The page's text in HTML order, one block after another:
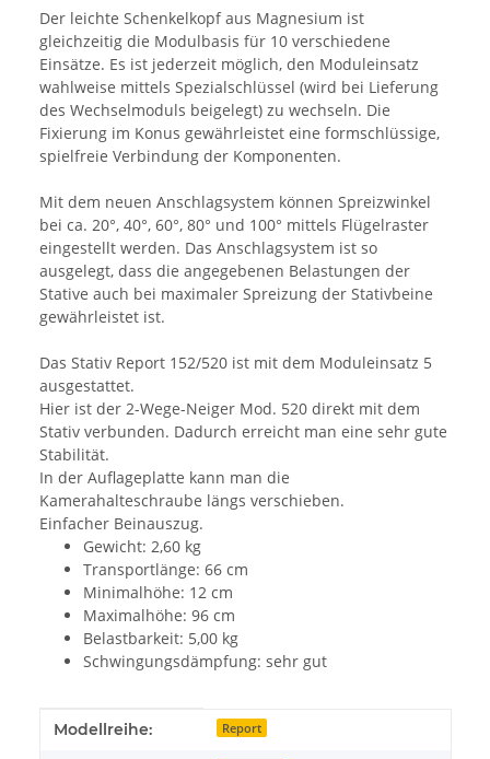
Der leichte Schenkelkopf aus Magnesium ist
gleichzeitig die Modulbasis für 10 verschiedene
Einsätze. Es ist jederzeit möglich, den Moduleinsatz
wahlweise mittels Spezialschlüssel (wird bei Lieferung
des Wechselmoduls beigelegt) zu wechseln. Die
Fixierung im Konus gewährleistet eine formschlüssige,
spielfreie Verbindung der Komponenten.
Mit dem neuen Anschlagsystem können Spreizwinkel
bei ca. 20°, 40°, 60°, 80° und 100° mittels Flügelraster
eingestellt werden. Das Anschlagsystem ist so
ausgelegt, dass die angegebenen Belastungen der
Stative auch bei maximaler Spreizung der Stativbeine
gewährleistet ist.
Das Stativ Report 152/520 ist mit dem Moduleinsatz 5
ausgestattet.
Hier ist der 2-Wege-Neiger Mod. 520 direkt mit dem
Stativ verbunden. Dadurch erreicht man eine sehr gute
Stabilität.
In der Auflageplatte kann man die
Kamerahalteschraube längs verschieben.
Einfacher Beinauszug.
Gewicht: 2,60 kg
Transportlänge: 66 cm
Minimalhöhe: 12 cm
Maximalhöhe: 96 cm
Belastbarkeit: 5,00 kg
Schwingungsdämpfung: sehr gut
Produkteigenschaft
Wert
Modellreihe: Report